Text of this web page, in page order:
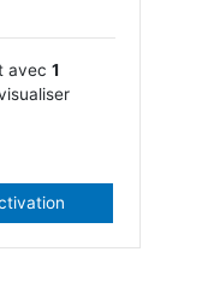
avec 1